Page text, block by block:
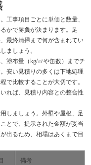
工事項目ごとに単価と数量、
かで勝負が決まります。足
最終清掃まで何が含まれてい
ましょう。
塗布量（kg/㎡や缶数）までチ
安い見積りの多くは下地処理
で比較することが大切です。
れば、見積り内容との整合性
しましょう。外壁や屋根、足
とで、提示された金額が妥当
出るため、相場はあくまで目
備考